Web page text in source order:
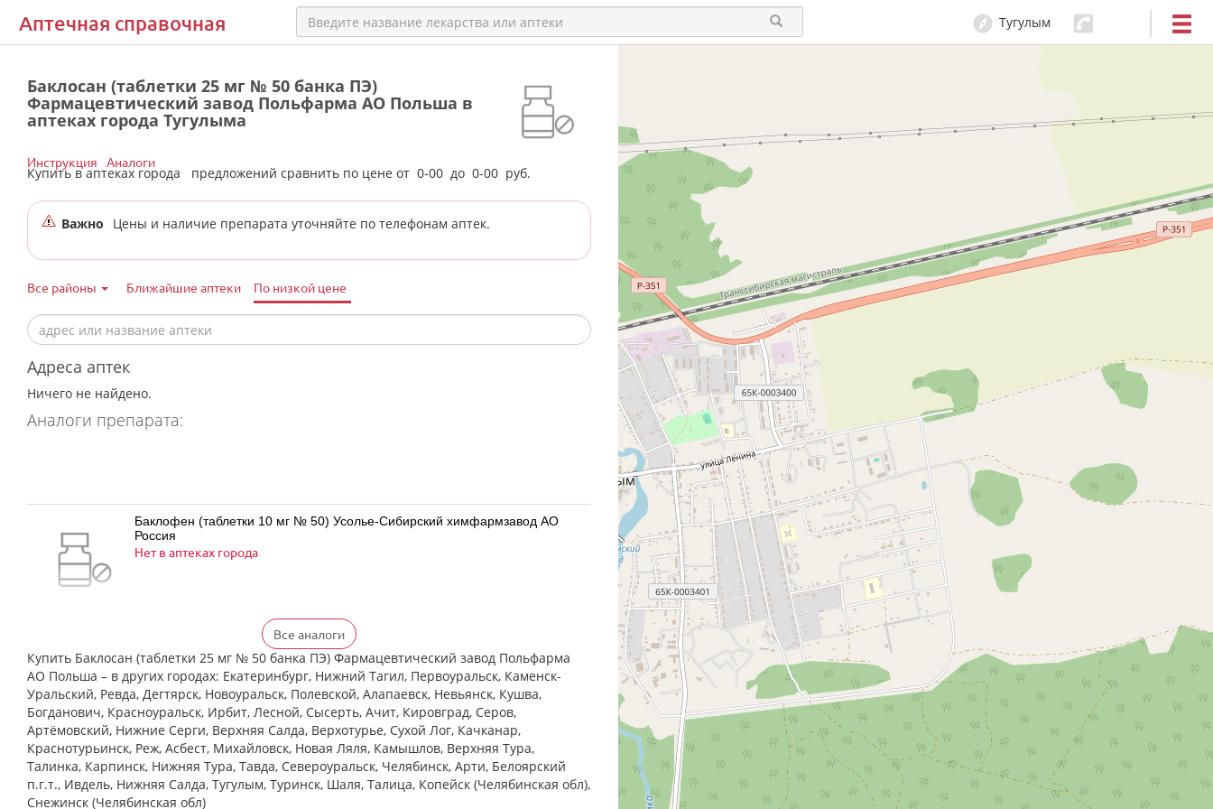
Аптечная справочная Тугулым
Баклосан (таблетки 25 мг № 50 банка ПЭ)
Фармацевтический завод Польфарма АО Польша в
аптеках города Тугулыма
Купить в аптеках города предложений сравнить по цене от 0-00 до 0-00 руб.
Инструкция Аналоги
Важно Цены и наличие препарата уточняйте по телефонам аптек.
Все районы Ближайшие аптеки По низкой цене
Адреса аптек
Ничего не найдено.
Аналоги препарата:
Баклофен (таблетки 10 мг № 50) Усолье-Сибирский химфармзавод АО
Россия
Нет в аптеках города
Баклофен (таблетки 25 мг № 50) Усолье-Сибирский химфармзавод АО
Россия
Нет в аптеках города
Баклосан (таблетки 10 мг № 50 банка ПЭ) Фармацевтический завод
Польфарма АО Польша
Нет в аптеках города
Все аналоги
Купить Баклосан (таблетки 25 мг № 50 банка ПЭ) Фармацевтический завод Польфарма
АО Польша – в других городах: Екатеринбург, Нижний Тагил, Первоуральск, Каменск-
Уральский, Ревда, Дегтярск, Новоуральск, Полевской, Алапаевск, Невьянск, Кушва,
Богданович, Красноуральск, Ирбит, Лесной, Сысерть, Ачит, Кировград, Серов,
Артёмовский, Нижние Cерги, Верхняя Салда, Верхотурье, Сухой Лог, Качканар,
Краснотурьинск, Реж, Асбест, Михайловск, Новая Ляля, Камышлов, Верхняя Тура,
Талинка, Карпинск, Нижняя Тура, Тавда, Североуральск, Челябинск, Арти, Белоярский
п.г.т., Ивдель, Нижняя Салда, Тугулым, Туринск, Шаля, Талица, Копейск (Челябинская обл),
Снежинск (Челябинская обл)